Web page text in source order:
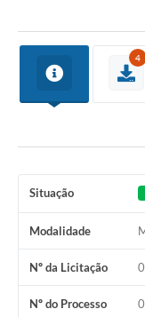
Conselhos
Patrimônio Cultural
Legislação
DOC Licenciamento
Notícias
Concursos e
Diário Oficial
4
Situação
Modalidade
Nº da Licitação
Nº do Processo